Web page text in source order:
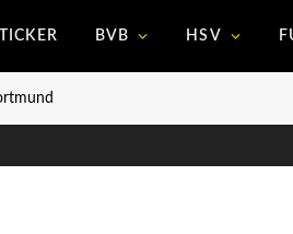
BVB HSV